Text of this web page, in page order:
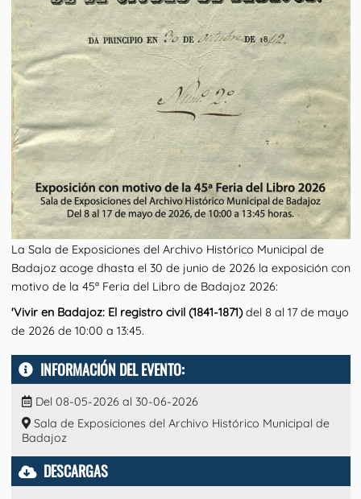
La Sala de Exposiciones del Archivo Histórico Municipal de
Badajoz acoge dhasta el 30 de junio de 2026 la exposición con
motivo de la 45ª Feria del Libro de Badajoz 2026:
'Vivir en Badajoz: El registro civil (1841-1871)del 8 al 17 de mayo
de 2026 de 10:00 a 13:45.
INFORMACIÓN DEL EVENTO:
Del 08-05-2026 al 30-06-2026
Sala de Exposiciones del Archivo Histórico Municipal de
Badajoz
DESCARGAS